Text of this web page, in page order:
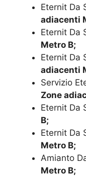
Eternit Da
adiacenti
Eternit Da
Metro B;
Eternit Da
adiacenti
Servizio
Zone
Eternit Da
B;
Eternit Da
Metro B;
Amianto
Metro B;